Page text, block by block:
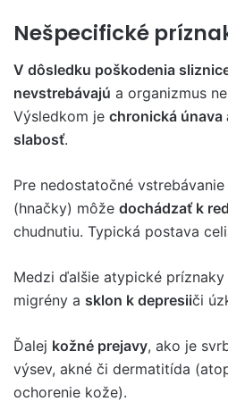
Nešpecifické
V dôsledku poškodenia
nevstrebávajú a organizmus
Výsledkom je chronická únava
slabosť.
Pre nedostatočné
(hnačky) môže dochádzať k
chudnutiu. Typická postava
Medzi ďalšie atypické
migrény a sklon k depresiiči
Ďalej kožné prejavy, ako je
výsev, akné či dermatitída
ochorenie kože).